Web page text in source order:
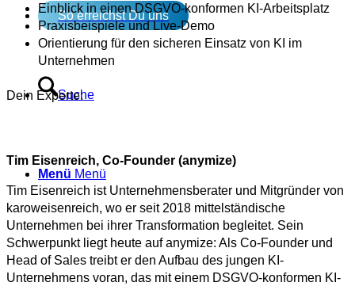
So erreichst Du uns
Suche
Menü Menü
Einblick in einen DSGVO-konformen KI-Arbeitsplatz
Praxisbeispiele und Live-Demo
Orientierung für den sicheren Einsatz von KI im
Unternehmen
Dein Experte:
Tim Eisenreich, Co-Founder (anymize)
Tim Eisenreich ist Unternehmensberater und Mitgründer von
karoweisenreich, wo er seit 2018 mittelständische
Unternehmen bei ihrer Transformation begleitet. Sein
Schwerpunkt liegt heute auf anymize: Als Co-Founder und
Head of Sales treibt er den Aufbau des jungen KI-
Unternehmens voran, das mit einem DSGVO-konformen KI-